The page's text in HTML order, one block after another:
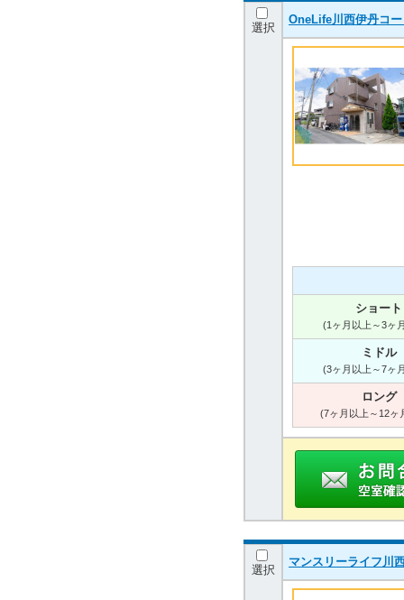
選択
OneLife川西伊丹コ
ショート
(1ヶ月以上～3ヶ
ミドル
(3ヶ月以上～7ヶ
ロング
(7ヶ月以上～12ヶ
選択
マンスリーライフ川